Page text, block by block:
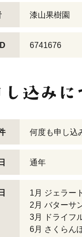
漆山果樹園
6741676
何度も申し込
通年
1月 ジェラー
2月 バターサ
3月 ドライフ
6月 さくらん